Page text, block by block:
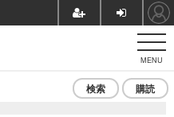
MENU
検索 購読